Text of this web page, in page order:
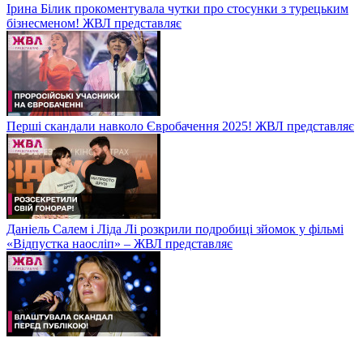
Ірина Білик прокоментувала чутки про стосунки з турецьким
бізнесменом! ЖВЛ представляє
Перші скандали навколо Євробачення 2025! ЖВЛ представляє
Даніель Салем і Ліда Лі розкрили подробиці зйомок у фільмі
«Відпустка наосліп» – ЖВЛ представляє